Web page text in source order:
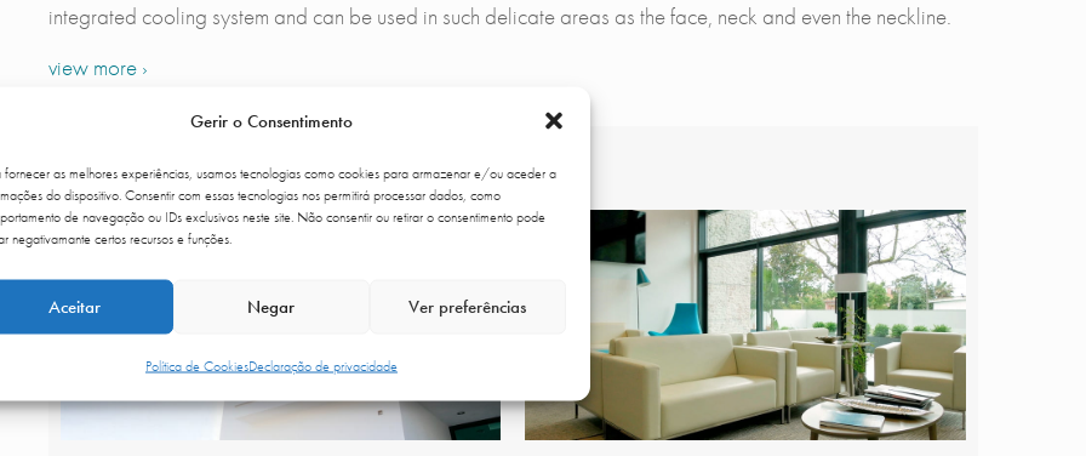
Gerir o Consentimento
fornecer as melhores experiências, usamos tecnologias como cookies para armazenar e/ou aceder a
do dispositivo. Consentir com essas tecnologias nos permitirá processar dados, como
de navegação ou IDs exclusivos neste site. Não consentir ou retirar o consentimento pode
negativamante certos recursos e funções.
Aceitar Negar Ver preferências
Política de CookiesDeclaração de privacidade
integrated cooling system and can be used in such delicate areas as the face, neck and even the neckline.
view more ›